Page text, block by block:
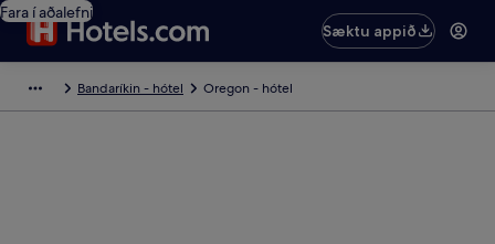
Fara í aðalefni
Sæktu appið
Bandaríkin - hótel Oregon - hótel